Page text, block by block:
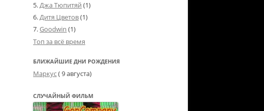
Джа Тюпитяй (1)
Дитя Цветов(1)
Goodwin (1)
Топ за всё время
БЛИЖАЙШИЕ ДНИ РОЖДЕНИЯ
Маркус( 9 августа)
СЛУЧАЙНЫЙ ФИЛЬМ